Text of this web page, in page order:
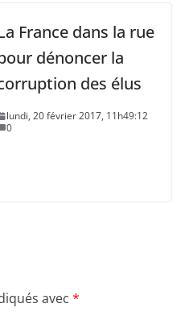
France dans la rue
dénoncer la
des élus
lundi, 20 février 2017, 11h49:12
0
avec *